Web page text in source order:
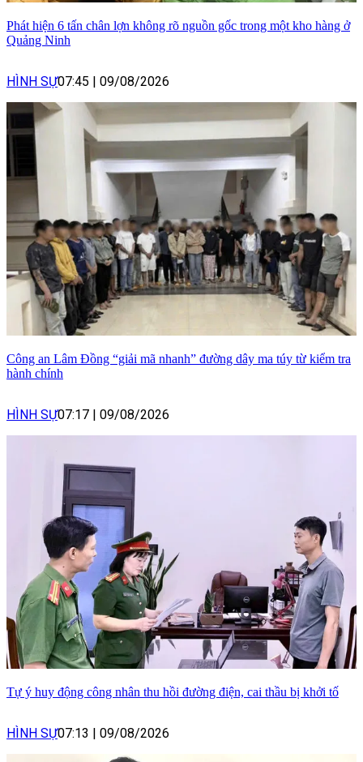
Phát hiện 6 tấn chân lợn không rõ nguồn gốc trong một kho hàng ở
Quảng Ninh
HÌNH SỰ07:45 09/08/2026
Công an Lâm Đồng “giải mã nhanh” đường dây ma túy từ kiểm tra
hành chính
HÌNH SỰ07:17 09/08/2026
Tự ý huy động công nhân thu hồi đường điện, cai thầu bị khởi tố
HÌNH SỰ07:13 09/08/2026